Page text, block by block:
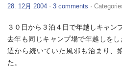
28. 12月 2004 · 3 comments ·
３０日から３泊４日で年越しキャン
去年も同じキャンプ場で年越しを
週から続いていた風邪も治まり、
た。